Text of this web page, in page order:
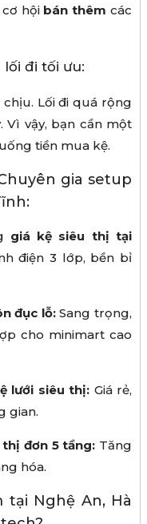
hội bán thêm các
đi tối ưu:
Lối đi quá rộng
vậy, bạn cần một
tiền mua kệ.
gia setup
giá kệ siêu thị tại
điện 3 lớp, bền bỉ
đục lỗ:Sang trọng,
cho minimart cao
lưới siêu thị: Giá rẻ,
gian.
đơn 5 tầng: Tăng
hóa.
tại Nghệ An, Hà